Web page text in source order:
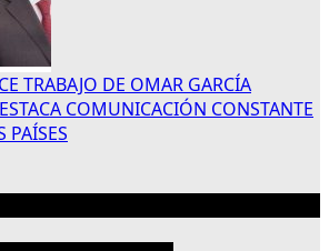
TRABAJO DE OMAR GARCÍA
COMUNICACIÓN CONSTANTE
PAÍSES